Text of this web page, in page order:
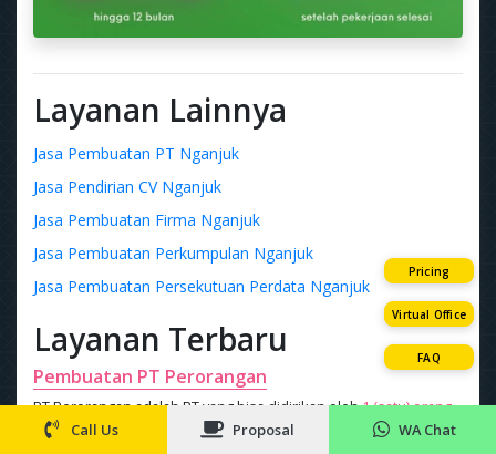
Layanan Lainnya
Jasa Pembuatan PT Nganjuk
Jasa Pendirian CV Nganjuk
Jasa Pembuatan Firma Nganjuk
Jasa Pembuatan Perkumpulan Nganjuk
Jasa Pembuatan Persekutuan Perdata Nganjuk
Layanan Terbaru
Pembuatan PT Perorangan
PT Perorangan adalah PT yang bisa didirikan oleh1 (satu) orang,
lebih murahRp 1 juta
Pricing
Virtual Office
FAQ
Call Us Proposal WA Chat